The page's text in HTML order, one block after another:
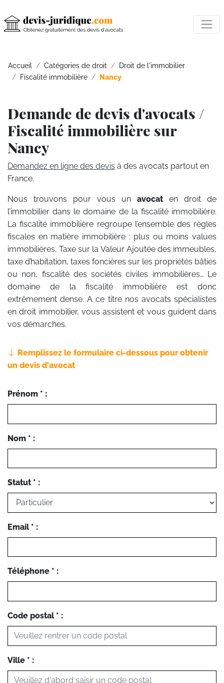
Accueil Catégories de droit
Droit de l'immobilier
Fiscalité immobilière
Nancy
Demande de devis d'avocats /
Fiscalité immobilière sur
Nancy
Demandez en ligne des devis à des avocats partout en
France.
Nous trouvons pour vous un avocat en droit de
l’immobilier dans le domaine de la fiscalité immobilière.
La fiscalité immobilière regroupe l’ensemble des règles
fiscales en matière immobilière : plus ou moins values
immobilières, Taxe sur la Valeur Ajoutée des immeubles,
taxe d’habitation, taxes foncières sur les propriétés bâties
ou non, fiscalité des sociétés civiles immobilières… Le
domaine de la fiscalité immobilière est donc
extrêmement dense. A ce titre nos avocats spécialistes
en droit immobilier, vous assistent et vous guident dans
vos démarches.
Remplissez le formulaire ci-dessous pour obtenir
un devis d'avocat
Prénom * :
Nom * :
Statut * :
Email * :
Téléphone * :
Code postal * :
Ville * :